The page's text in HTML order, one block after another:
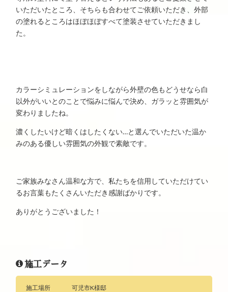
いただいたところ、そちらも合わせてご依頼いただき、外部
の塗れるところはほぼほぼすべて塗装させていただきまし
た。
カラーシミュレーションをしながら外壁の色もどうせなら白
以外がいいとのことで悩みに悩んで決め、ガラッと雰囲気が
変わりましたね。
濃くしたいけど暗くはしたくない…と選んでいただいた温か
みのある優しい雰囲気の外観で素敵です。
ご家族みなさん温和な方で、私たちを信用していただけてい
るお言葉もたくさんいただき感謝ばかりです。
ありがとうございました！
施工データ
施工場所
可児市K様邸